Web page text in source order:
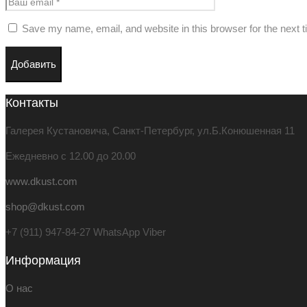
Save my name, email, and website in this browser for the next
Контакты
Галерея Кустановича, Санкт-Петербург, ул.Б.Конюшенная 11
Ежедневно с 12.00 до 20.00
www.dkust.com
shop@dkust.com
+7 (911) 947-84-27 WhatsApp Viber
Информация
О нас